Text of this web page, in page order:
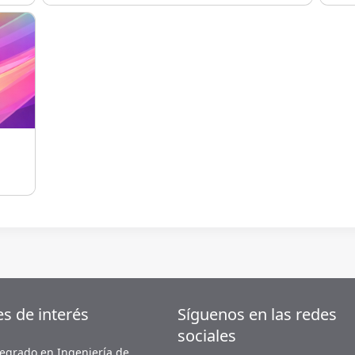
I 2023-1
de interés
Síguenos en las redes
sociales